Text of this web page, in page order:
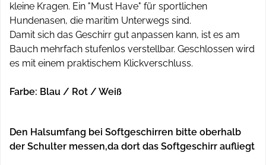
kleine Kragen. Ein "Must Have" für sportlichen
Hundenasen, die maritim Unterwegs sind.
Damit sich das Geschirr gut anpassen kann, ist es am
Bauch mehrfach stufenlos verstellbar. Geschlossen wird
es mit einem praktischem Klickverschluss.
Farbe: Blau / Rot / Weiß
Den Halsumfang bei Softgeschirren bitte oberhalb
der Schulter messen,da dort das Softgeschirr aufliegt